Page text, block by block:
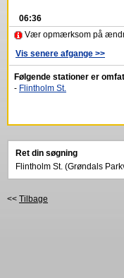
06:36
Vær opmærksom på
Vis senere afgange >>
Følgende stationer er
- Flintholm St.
Ret din søgning
Flintholm St. (Grøndals
<< Tilbage